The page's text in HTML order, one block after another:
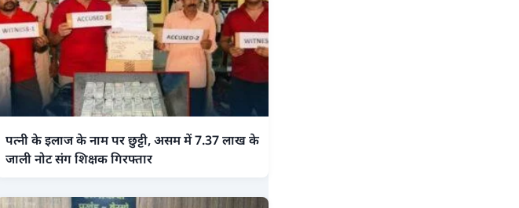
पत्नी के इलाज के नाम पर छुट्टी, असम में 7.37 लाख के
जाली नोट संग शिक्षक गिरफ्तार